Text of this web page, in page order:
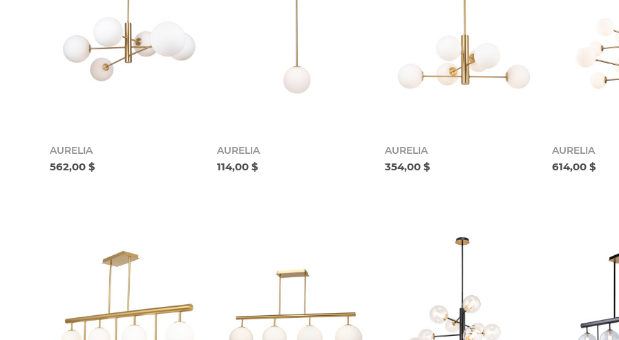
AURELIA
562,00 $
AURELIA
114,00 $
AURELIA
354,00 $
AURELIA
614,00 $